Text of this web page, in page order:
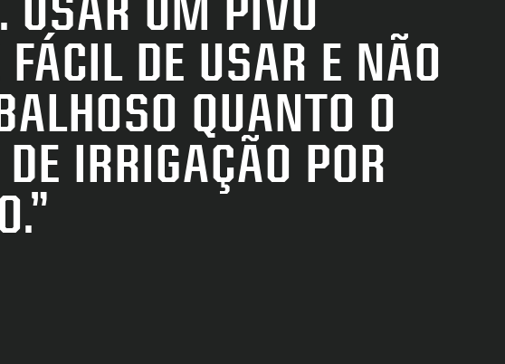
DE USAR E NÃO
QUANTO O
IRRIGAÇÃO POR